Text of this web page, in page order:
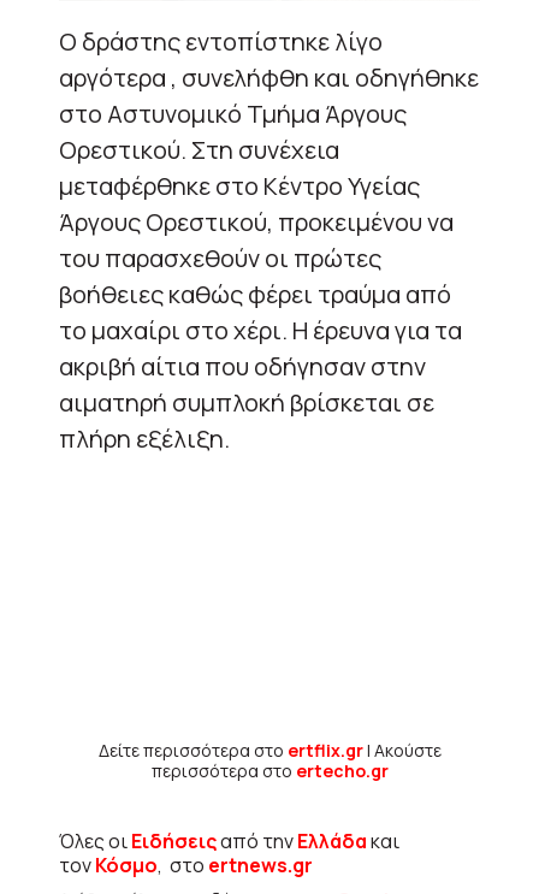
Ο δράστης εντοπίστηκε λίγο
αργότερα , συνελήφθη και οδηγήθηκε
στο Αστυνομικό Τμήμα Άργους
Ορεστικού. Στη συνέχεια
μεταφέρθηκε στο Κέντρο Υγείας
Άργους Ορεστικού, προκειμένου να
του παρασχεθούν οι πρώτες
βοήθειες καθώς φέρει τραύμα από
το μαχαίρι στο χέρι. Η έρευνα για τα
ακριβή αίτια που οδήγησαν στην
αιματηρή συμπλοκή βρίσκεται σε
πλήρη εξέλιξη.
Δείτε περισσότερα στο ertflix.gr| Ακούστε
περισσότερα στο ertecho.gr
Όλες οιΕιδήσειςαπό τηνΕλλάδακαι
τονΚόσμο, στο ertnews.gr